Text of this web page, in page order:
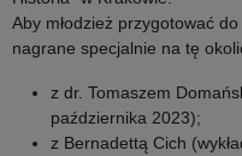
Aby młodzież przygotować
nagrane specjalnie na tę
z dr. Tomaszem
października 2023);
z Bernadettą Cich